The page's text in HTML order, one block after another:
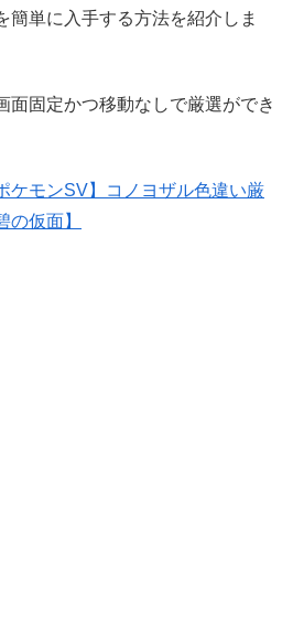
簡単に入手する方法を紹介しま
面固定かつ移動なしで厳選ができ
ケモンSV】コノヨザル色違い厳
仮面】